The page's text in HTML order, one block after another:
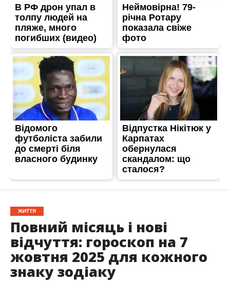
ЖИТТЯ
Повний місяць і нові
відчуття: гороскоп на 7
жовтня 2025 для кожного
знаку зодіаку